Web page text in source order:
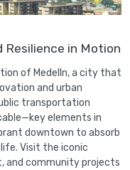
Resilience in Motion
of Medelln, a city that
and urban
transportation
elements in
downtown to absorb
Visit the iconic
and community projects